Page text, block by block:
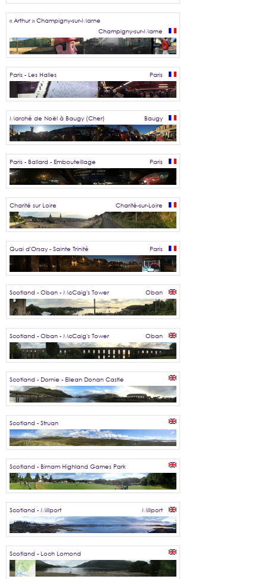
« Arthur » Champigny-sur-Marne
Champigny-sur-Marne
Paris - Les Halles Paris
Marché de Noël à Baugy (Cher) Baugy
Paris - Ballard - Embouteillage Paris
Charité sur Loire Charité-sur-Loire
Quai d'Orsay - Sainte Trinité Paris
Scotland - Oban - McCaig's Tower Oban
Scotland - Oban - McCaig's Tower Oban
Scotland - Dornie - Eilean Donan Castle
Scotland - Struan
Scotland - Birnam Highland Games Park
Scotland - Millport Millport
Scotland - Loch Lomond